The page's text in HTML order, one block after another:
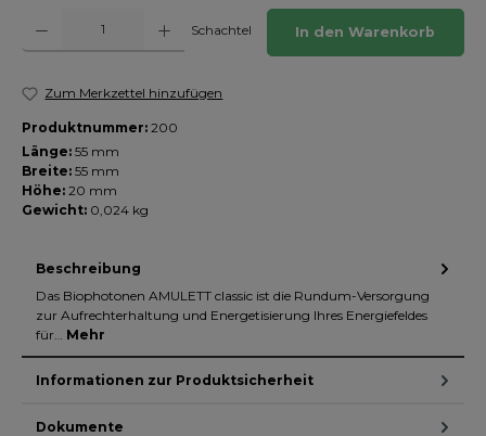
Produkt Anzahl: Gib den gewünschten Wert ein oder benutze die
Schachtel In den Warenkorb
Zum Merkzettel hinzufügen
Produktnummer: 200
Länge: 55 mm
Breite: 55 mm
Höhe: 20 mm
Gewicht: 0,024 kg
Beschreibung
Das Biophotonen AMULETT classic ist die Rundum-Versorgung
zur Aufrechterhaltung und Energetisierung Ihres Energiefeldes
für… Mehr
Informationen zur Produktsicherheit
Dokumente